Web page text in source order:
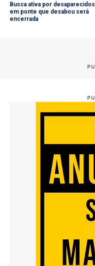
Busca ativa por desaparecidos
em ponte que desabou será
encerrada